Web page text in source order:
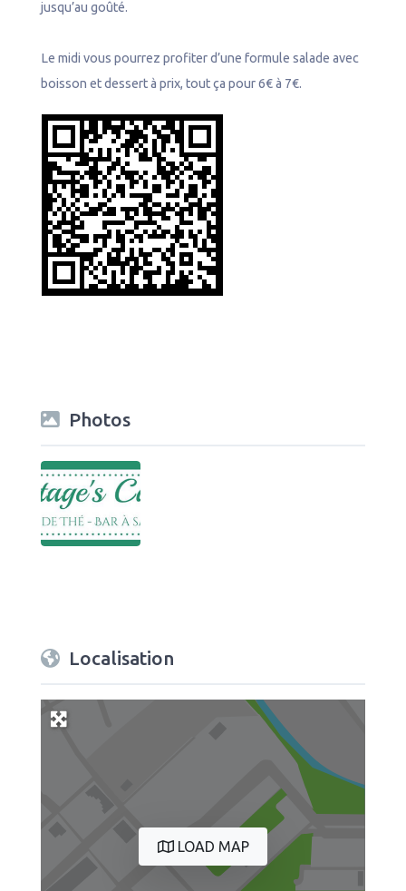
jusqu’au goûté.
Le midi vous pourrez profiter d’une formule salade avec
boisson et dessert à prix, tout ça pour 6€ à 7€.
Photos
Localisation
LOAD MAP